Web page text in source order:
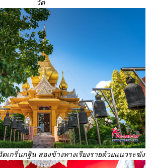
วัด
เกริ่นกฐิน สองข้างทางเรียงรายด้วยแนวระฆัง